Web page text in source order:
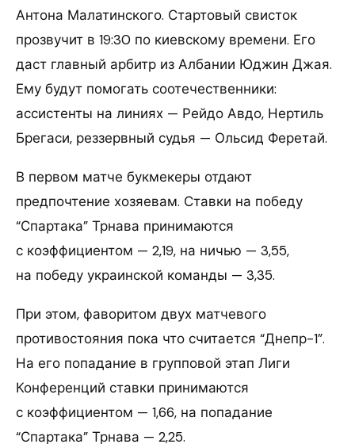
Антона Малатинского. Стартовый свисток
прозвучит в 19:30 по киевскому времени. Его
даст главный арбитр из Албании Юджин Джая.
Ему будут помогать соотечественники:
ассистенты на линиях — Рейдо Авдо, Нертиль
Брегаси, реззервный судья — Ольсид Феретай.
В первом матче букмекеры отдают
предпочтение хозяевам. Ставки на победу
“Спартака” Трнава принимаются
с коэффициентом — 2,19, на ничью — 3,55,
на победу украинской команды — 3,35.
При этом, фаворитом двух матчевого
противостояния пока что считается “Днепр-1”.
На его попадание в групповой этап Лиги
Конференций ставки принимаются
с коэффициентом — 1,66, на попадание
“Спартака” Трнава — 2,25.